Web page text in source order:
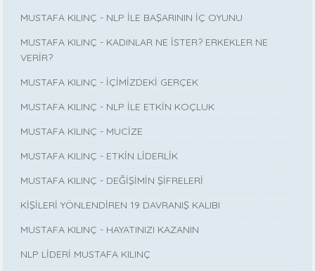
MUSTAFA KILINÇ - NLP İLE BAŞARININ İÇ OYUNU
MUSTAFA KILINÇ - KADINLAR NE İSTER? ERKEKLER NE
VERİR?
MUSTAFA KILINÇ - İÇİMİZDEKİ GERÇEK
MUSTAFA KILINÇ - NLP İLE ETKİN KOÇLUK
MUSTAFA KILINÇ - MUCİZE
MUSTAFA KILINÇ - ETKİN LİDERLİK
MUSTAFA KILINÇ - DEĞİŞİMİN ŞİFRELERİ
KİŞİLERİ YÖNLENDİREN 19 DAVRANIŞ KALIBI
MUSTAFA KILINÇ - HAYATINIZI KAZANIN
NLP LİDERİ MUSTAFA KILINÇ